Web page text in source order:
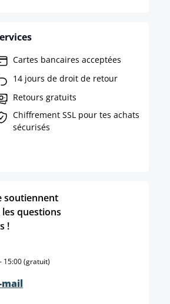
Cartes bancaires acceptées
14 jours de droit de retour
Retours gratuits
Chiffrement SSL pour tes achats
sécurisés
soutiennent
questions
!
15:00 (gratuit)
mail